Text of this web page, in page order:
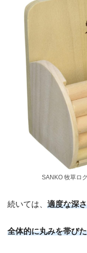
SANKO 牧草ロ
続いては、 適度な深
全体的に丸みを帯び